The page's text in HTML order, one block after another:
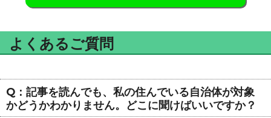
よくあるご質問
Q：記事を読んでも、私の住んでいる自治体が対象
かどうかわかりません。どこに聞けばいいですか？